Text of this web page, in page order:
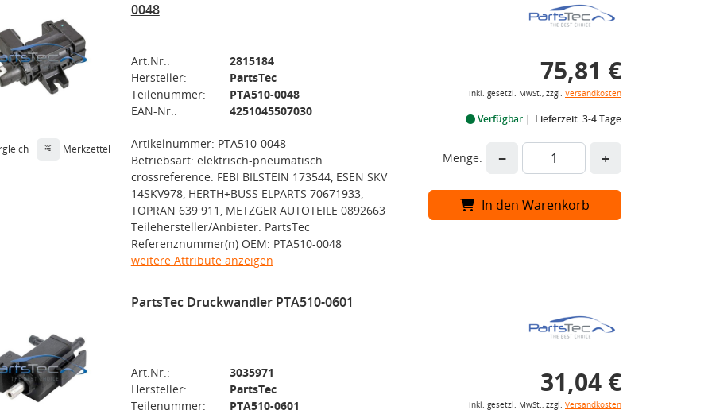
Merkzettel
0048
Art.Nr.:
2815184
Hersteller:
PartsTec
Teilenummer:
PTA510-0048
EAN-Nr.:
4251045507030
Artikelnummer: PTA510-0048
Betriebsart: elektrisch-pneumatisch
crossreference: FEBI BILSTEIN 173544, ESEN SKV
14SKV978, HERTH+BUSS ELPARTS 70671933,
TOPRAN 639 911, METZGER AUTOTEILE 0892663
Teilehersteller/Anbieter: PartsTec
Referenznummer(n) OEM: PTA510-0048
weitere Attribute anzeigen
75,81 €
inkl. gesetzl. MwSt., zzgl. Versandkosten
Verfügbar Lieferzeit: 3-4 Tage
Menge: − +
In den Warenkorb
PartsTec Druckwandler PTA510-0601
Art.Nr.:
3035971
Hersteller:
PartsTec
Teilenummer:
PTA510-0601
31,04 €
inkl. gesetzl. MwSt., zzgl. Versandkosten